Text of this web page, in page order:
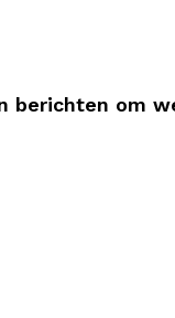
berichten om